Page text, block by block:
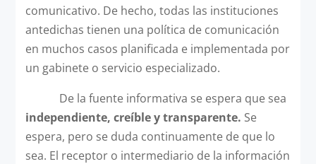
comunicativo. De hecho, todas las instituciones
antedichas tienen una política de comunicación
en muchos casos planificada e implementada por
un gabinete o servicio especializado.
De la fuente informativa se espera que sea
independiente, creíble y transparente. Se
espera, pero se duda continuamente de que lo
sea. El receptor o intermediario de la información